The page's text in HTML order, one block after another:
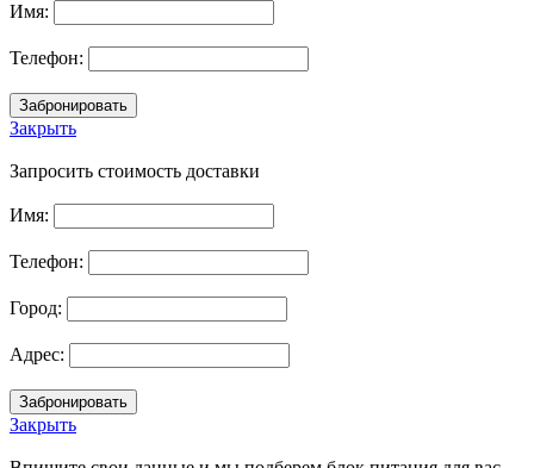
Имя:
Телефон:
Закрыть
Запросить стоимость доставки
Имя:
Телефон:
Город:
Адрес:
Закрыть